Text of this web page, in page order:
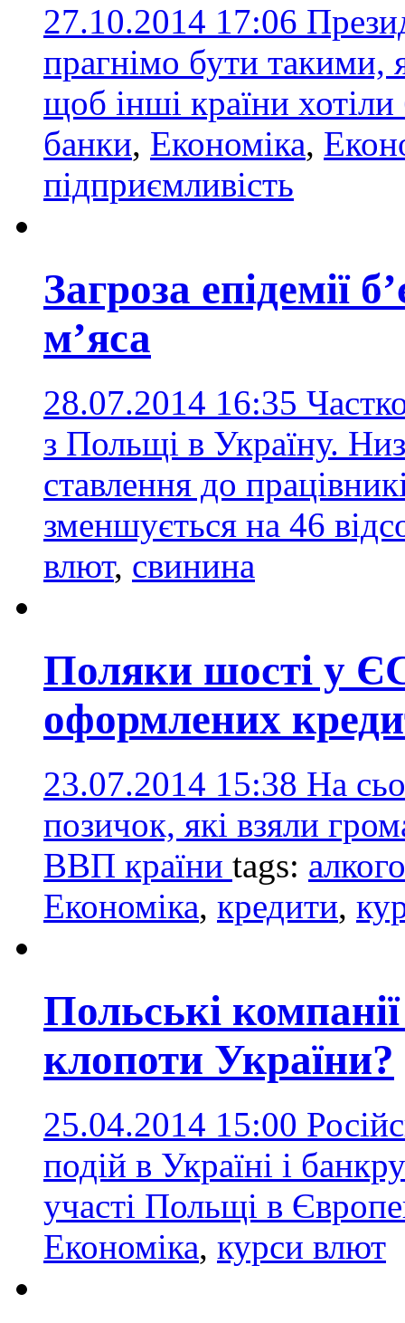
27.10.2014 17:06
прагнімо бути такими,
щоб інші країни
банки, Економіка,
підприємливість
Загроза епідемії
м’яса
28.07.2014 16:35
з Польщі в Україну.
ставлення до
зменшується на 46
влют, свинина
Поляки шості у
оформлених
23.07.2014 15:38 На
позичок, які взяли
ВВП країни tags:
Економіка, кредити,
Польські
клопоти України?
25.04.2014 15:00
подій в Україні і
участі Польщі в
Економіка, курси влют